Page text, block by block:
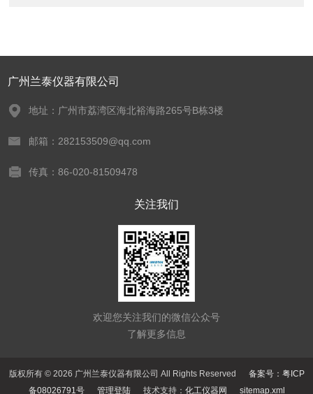
广州兰泰仪器有限公司
地址：广州市荔湾区海北裕海路265号B栋3楼
邮箱：282153509@qq.com
传真：86-020-81509478
关注我们
欢迎您关注我们的微信公众号
了解更多信息
版权所有 © 2026 广州兰泰仪器有限公司 All Rights Reserved 备案号：粤ICP
备08026791号
管理登陆技术支持： 化工仪器网 sitemap.xml